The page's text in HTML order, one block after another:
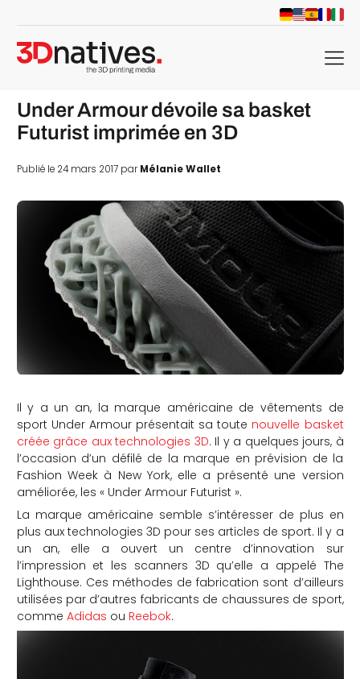
menu
Under Armour dévoile sa basket
Futurist imprimée en 3D
Publié le 24 mars 2017 parMélanie Wallet
Il y a un an, la marque américaine de vêtements de
sport Under Armour présentait sa toute nouvelle basket
créée grâce aux technologies 3D. Il y a quelques jours, à
l’occasion d’un défilé de la marque en prévision de la
Fashion Week à New York, elle a présenté une version
améliorée, les « Under Armour Futurist ».
La marque américaine semble s’intéresser de plus en
plus aux technologies 3D pour ses articles de sport. Il y a
un an, elle a ouvert un centre d’innovation sur
l’impression et les scanners 3D qu’elle a appelé The
Lighthouse. Ces méthodes de fabrication sont d’ailleurs
utilisées par d’autres fabricants de chaussures de sport,
comme Adidas ou Reebok.